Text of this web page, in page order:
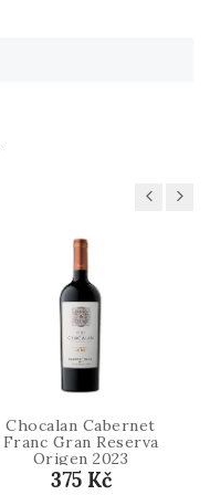
Previous
Chocalan Cabernet
Franc Gran Reserva
Origen 2023
375 Kč
Next